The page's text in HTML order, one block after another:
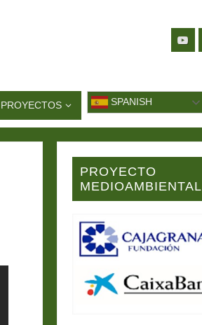
PROYECTOS SPANISH
PROYECTO
MEDIOAMBIENTAL